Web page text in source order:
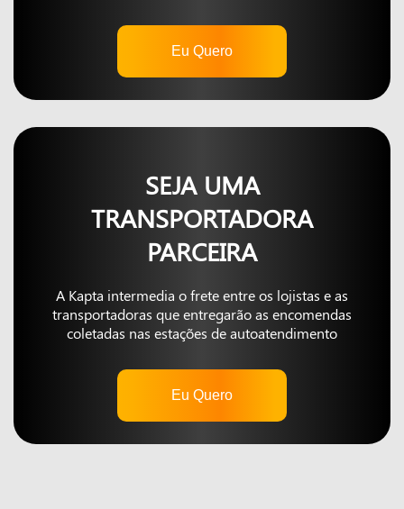
Eu Quero
SEJA UMA
TRANSPORTADORA
PARCEIRA
A Kapta intermedia o frete entre os lojistas e as
transportadoras que entregarão as encomendas
coletadas nas estações de autoatendimento
Eu Quero